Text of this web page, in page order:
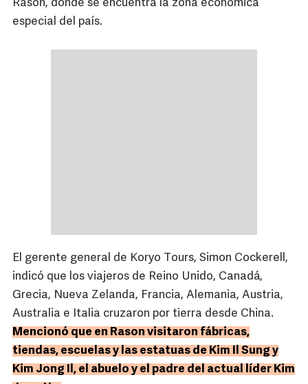
Rason, donde se encuentra la zona económica
especial del país.
El gerente general de Koryo Tours, Simon Cockerell,
indicó que los viajeros de Reino Unido, Canadá,
Grecia, Nueva Zelanda, Francia, Alemania, Austria,
Australia e Italia cruzaron por tierra desde China.
Mencionó que en Rason visitaron fábricas,
tiendas, escuelas y las estatuas de Kim Il Sung y
Kim Jong Il, el abuelo y el padre del actual líder Kim